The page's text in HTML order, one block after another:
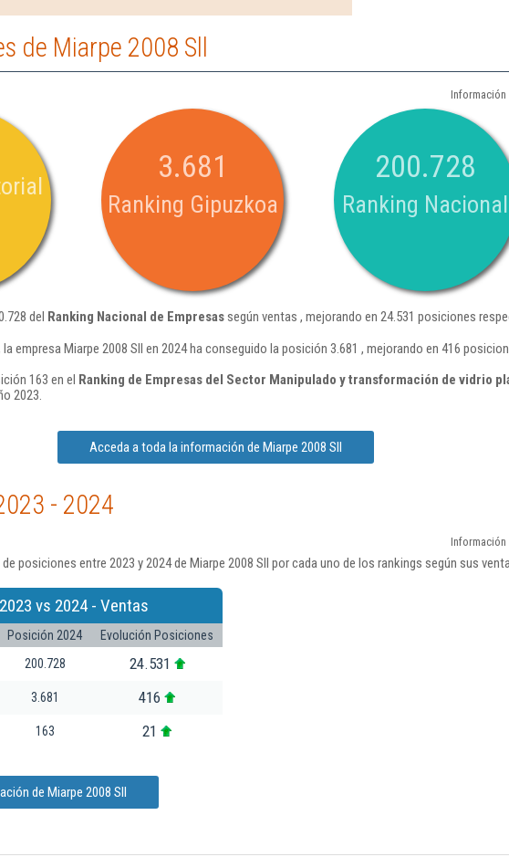
de Miarpe 2008 Sll
3.681
Ranking Gipuzkoa
200.728
Ranking Nacional
del Ranking Nacional de Empresassegún ventas , mejorando en 24.531 posiciones
empresa Miarpe 2008 Sll en 2024 ha conseguido la posición 3.681 , mejorando en 416
163 en el Ranking de Empresas del Sector Manipulado y transformación de vidrio
2023.
Acceda a toda la información de Miarpe 2008 Sll
- 2024
posiciones entre 2023 y 2024 de Miarpe 2008 Sll por cada uno de los rankings según sus
vs 2024 - Ventas
Posición 2024
Evolución Posiciones
200.728 24.531
3.681 416
163 21
de Miarpe 2008 Sll